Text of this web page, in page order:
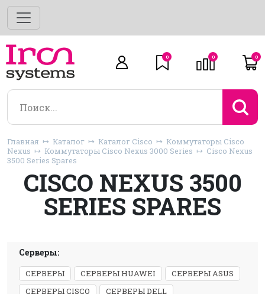
0 0 0
Главная Каталог Каталог Cisco
Коммутаторы Cisco
Nexus
Коммутаторы Cisco Nexus 3000 Series
Cisco Nexus
3500 Series Spares
CISCO NEXUS 3500
SERIES SPARES
Серверы:
СЕРВЕРЫ СЕРВЕРЫ HUAWEI
СЕРВЕРЫ ASUS
СЕРВЕРЫ CISCO
СЕРВЕРЫ DELL